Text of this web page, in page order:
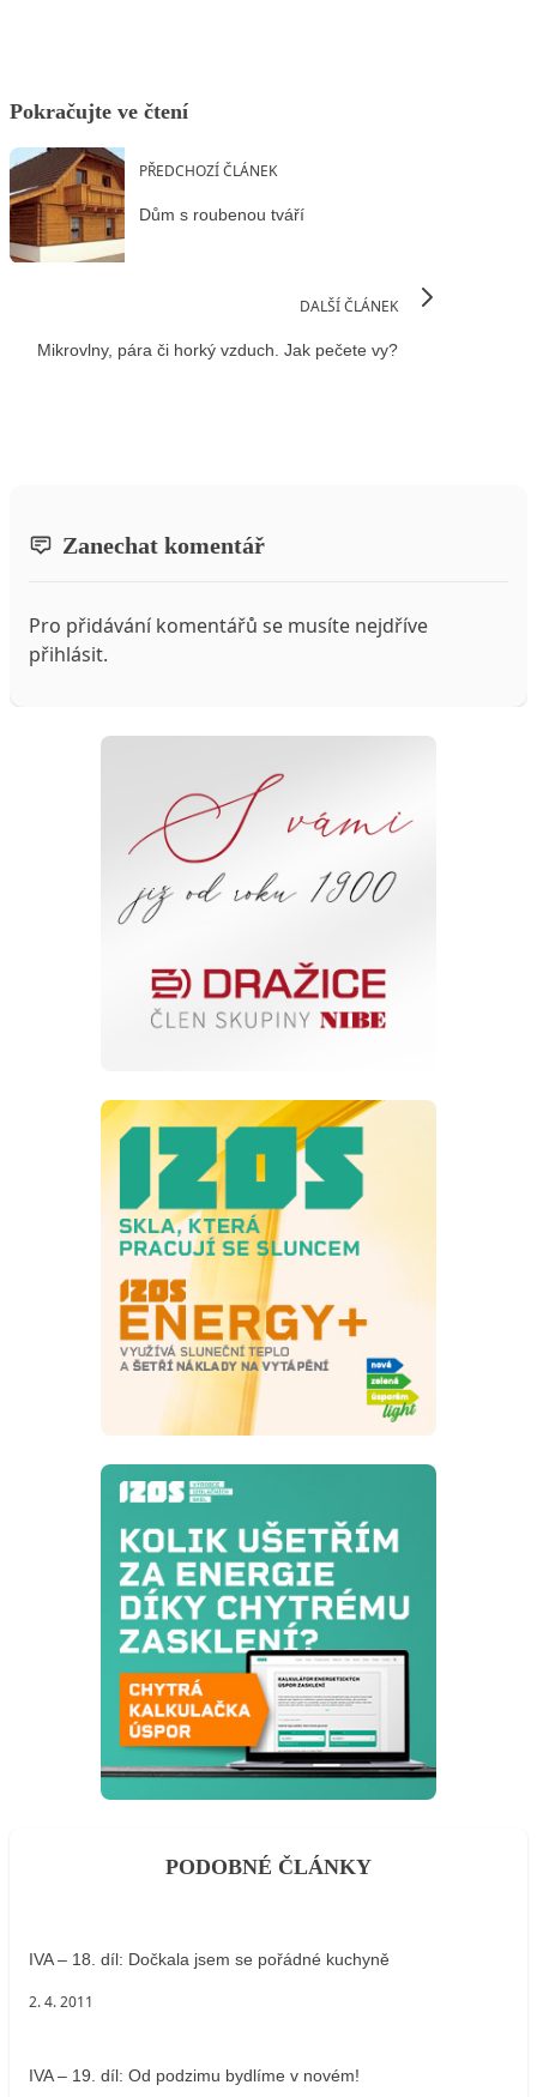
Pokračujte ve čtení
PŘEDCHOZÍ ČLÁNEK
Dům s roubenou tváří
DALŠÍ ČLÁNEK
Mikrovlny, pára či horký vzduch. Jak pečete vy?
Zanechat komentář
Pro přidávání komentářů se musíte nejdříve
přihlásit.
PODOBNÉ ČLÁNKY
IVA – 18. díl: Dočkala jsem se pořádné kuchyně
2. 4. 2011
IVA – 19. díl: Od podzimu bydlíme v novém!